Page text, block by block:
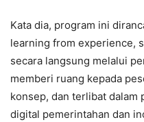
Kata dia, program ini
learning from experience,
secara langsung melalui
memberi ruang kepada
konsep, dan terlibat dalam
digital pemerintahan dan